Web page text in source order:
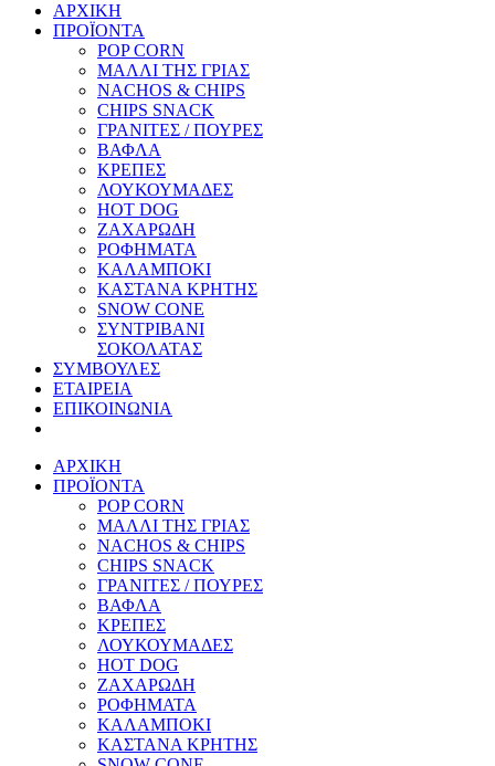
ΑΡΧΙΚΗ
ΠΡΟΪΟΝΤΑ
POP CORN
ΜΑΛΛΙ ΤΗΣ ΓΡΙΑΣ
NACHOS & CHIPS
CHIPS SNACK
ΓΡΑΝΙΤΕΣ / ΠΟΥΡΕΣ
ΒΑΦΛΑ
ΚΡΕΠΕΣ
ΛΟΥΚΟΥΜΑΔΕΣ
HOT DOG
ΖΑΧΑΡΩΔΗ
ΡΟΦΗΜΑΤΑ
ΚΑΛΑΜΠΟΚΙ
ΚΑΣΤΑΝΑ ΚΡΗΤΗΣ
SNOW CONE
ΣΥΝΤΡΙΒΑΝΙ
ΣΟΚΟΛΑΤΑΣ
ΣΥΜΒΟΥΛΕΣ
ΕΤΑΙΡΕΙΑ
ΕΠΙΚΟΙΝΩΝΙΑ
ΑΡΧΙΚΗ
ΠΡΟΪΟΝΤΑ
POP CORN
ΜΑΛΛΙ ΤΗΣ ΓΡΙΑΣ
NACHOS & CHIPS
CHIPS SNACK
ΓΡΑΝΙΤΕΣ / ΠΟΥΡΕΣ
ΒΑΦΛΑ
ΚΡΕΠΕΣ
ΛΟΥΚΟΥΜΑΔΕΣ
HOT DOG
ΖΑΧΑΡΩΔΗ
ΡΟΦΗΜΑΤΑ
ΚΑΛΑΜΠΟΚΙ
ΚΑΣΤΑΝΑ ΚΡΗΤΗΣ